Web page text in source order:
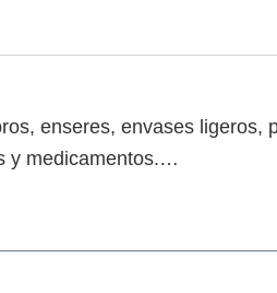
enseres, envases
y medicamentos.…